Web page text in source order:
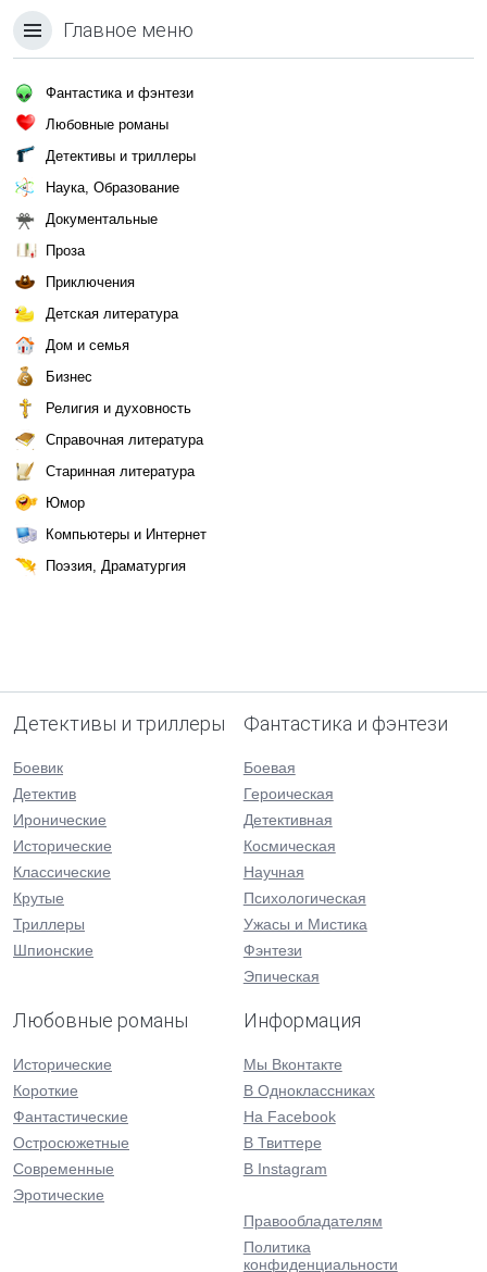
Главное меню
Фантастика и фэнтези
Любовные романы
Детективы и триллеры
Наука, Образование
Документальные
Проза
Приключения
Детская литература
Дом и семья
Бизнес
Религия и духовность
Справочная литература
Старинная литература
Юмор
Компьютеры и Интернет
Поэзия, Драматургия
Детективы и триллеры
Боевик
Детектив
Иронические
Исторические
Классические
Крутые
Триллеры
Шпионские
Фантастика и фэнтези
Боевая
Героическая
Детективная
Космическая
Научная
Психологическая
Ужасы и Мистика
Фэнтези
Эпическая
Любовные романы
Исторические
Короткие
Фантастические
Остросюжетные
Современные
Эротические
Информация
Мы Вконтакте
В Одноклассниках
На Facebook
В Твиттере
В Instagram
Правообладателям
Политика
конфиденциальности